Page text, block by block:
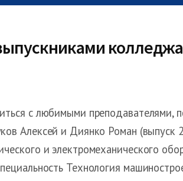
с любимыми преподавателями,
Алексей и Диянко Роман (выпуск
и электромеханического
Технология